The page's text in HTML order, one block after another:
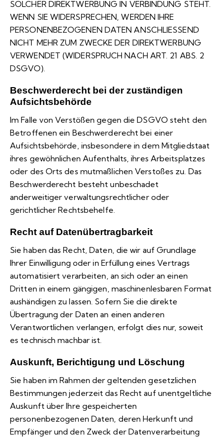
SOLCHER DIREKTWERBUNG IN VERBINDUNG STEHT.
WENN SIE WIDERSPRECHEN, WERDEN IHRE
PERSONENBEZOGENEN DATEN ANSCHLIESSEND
NICHT MEHR ZUM ZWECKE DER DIREKTWERBUNG
VERWENDET (WIDERSPRUCH NACH ART. 21 ABS. 2
DSGVO).
Beschwerde­recht bei der zuständigen
Aufsichts­behörde
Im Falle von Verstößen gegen die DSGVO steht den
Betroffenen ein Beschwerderecht bei einer
Aufsichtsbehörde, insbesondere in dem Mitgliedstaat
ihres gewöhnlichen Aufenthalts, ihres Arbeitsplatzes
oder des Orts des mutmaßlichen Verstoßes zu. Das
Beschwerderecht besteht unbeschadet
anderweitiger verwaltungsrechtlicher oder
gerichtlicher Rechtsbehelfe.
Recht auf Daten­übertrag­barkeit
Sie haben das Recht, Daten, die wir auf Grundlage
Ihrer Einwilligung oder in Erfüllung eines Vertrags
automatisiert verarbeiten, an sich oder an einen
Dritten in einem gängigen, maschinenlesbaren Format
aushändigen zu lassen. Sofern Sie die direkte
Übertragung der Daten an einen anderen
Verantwortlichen verlangen, erfolgt dies nur, soweit
es technisch machbar ist.
Auskunft, Berichtigung und Löschung
Sie haben im Rahmen der geltenden gesetzlichen
Bestimmungen jederzeit das Recht auf unentgeltliche
Auskunft über Ihre gespeicherten
personenbezogenen Daten, deren Herkunft und
Empfänger und den Zweck der Datenverarbeitung